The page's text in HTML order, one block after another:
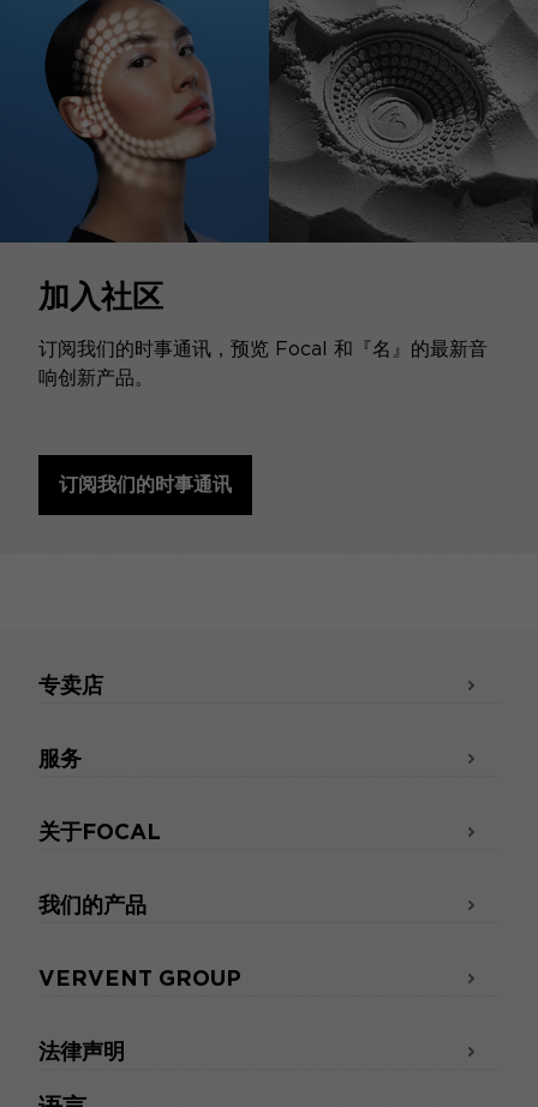
加入社区
订阅我们的时事通讯，预览 Focal 和『名』的最新音
响创新产品。
订阅我们的时事通讯
专卖店
服务
关于FOCAL
我们的产品
VERVENT GROUP
法律声明